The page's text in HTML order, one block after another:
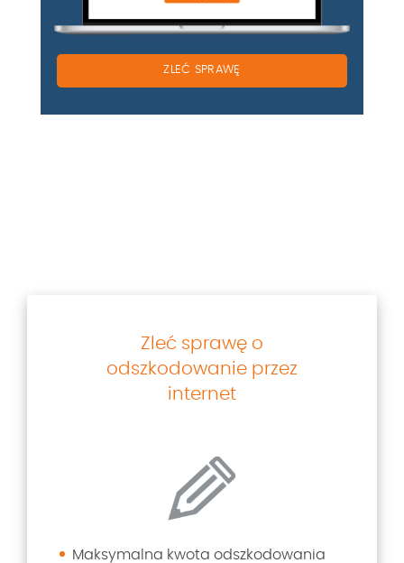
ZLEĆ SPRAWĘ
Zleć sprawę o
odszkodowanie przez
internet
Maksymalna kwota odszkodowania